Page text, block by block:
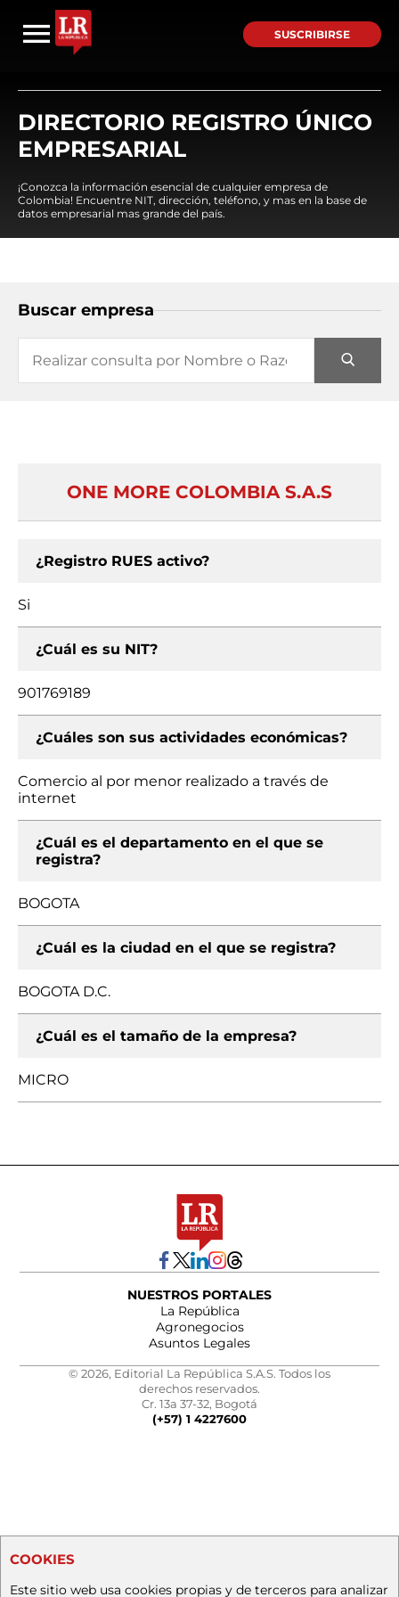
SUSCRIBIRSE
DIRECTORIO REGISTRO ÚNICO
EMPRESARIAL
¡Conozca la información esencial de cualquier empresa de
Colombia! Encuentre NIT, dirección, teléfono, y mas en la base de
datos empresarial mas grande del país.
Buscar empresa
ONE MORE COLOMBIA S.A.S
¿Registro RUES activo?
Si
¿Cuál es su NIT?
901769189
¿Cuáles son sus actividades económicas?
Comercio al por menor realizado a través de
internet
¿Cuál es el departamento en el que se
registra?
BOGOTA
¿Cuál es la ciudad en el que se registra?
BOGOTA D.C.
¿Cuál es el tamaño de la empresa?
MICRO
NUESTROS PORTALES
La República
Agronegocios
Asuntos Legales
© 2026, Editorial La República S.A.S. Todos los
derechos reservados.
Cr. 13a 37-32, Bogotá
(+57) 1 4227600
COOKIES
Este sitio web usa cookies propias y de terceros para analizar